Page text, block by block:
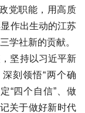
党职能，用高质
作出生动的江苏
学社新的贡献。
坚持以习近平新
刻领悟“两个确
“四个自信”、做
关于做好新时代